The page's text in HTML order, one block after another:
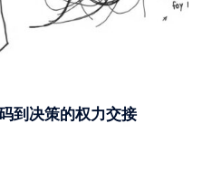
到决策的权力交接